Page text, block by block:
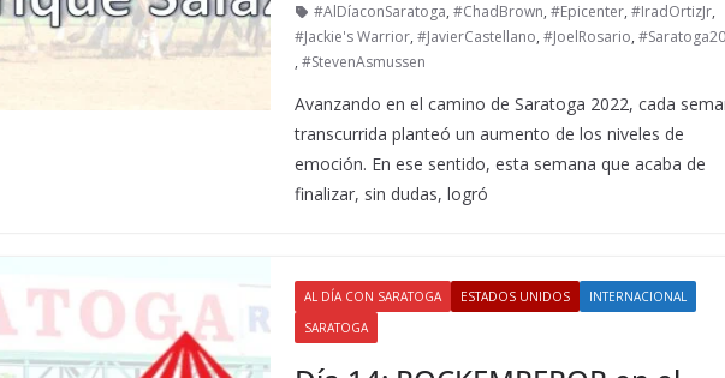
#AlDíaconSaratoga,#ChadBrown,#Epicenter,#IradOrtizJr,
#Jackie's Warrior,#JavierCastellano,#JoelRosario,
,#StevenAsmussen
Avanzando en el camino de Saratoga 2022, cada
transcurrida planteó un aumento de los niveles de
emoción. En ese sentido, esta semana que acaba de
finalizar, sin dudas, logró
AL DÍA CON SARATOGA ESTADOS UNIDOS
INTERNACIONAL
SARATOGA